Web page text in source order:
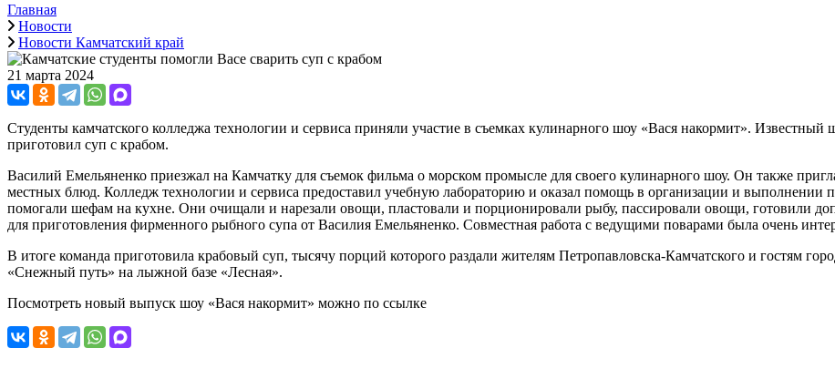
Главная
Новости
Новости Камчатский край
21 марта 2024
Студенты камчатского колледжа технологии и сервиса приняли участие в съемках кулинарного шоу «Вася накормит».
приготовил суп с крабом.
Василий Емельяненко приезжал на Камчатку для съемок фильма о морском промысле для своего кулинарного шоу. Он также
местных блюд. Колледж технологии и сервиса предоставил учебную лабораторию и оказал помощь в организации и выполнении
помогали шефам на кухне. Они очищали и нарезали овощи, пластовали и порционировали рыбу, пассировали овощи, готовили
для приготовления фирменного рыбного супа от Василия Емельяненко. Совместная работа с ведущими поварами была очень
В итоге команда приготовила крабовый суп, тысячу порций которого раздали жителям Петропавловска-Камчатского и гостям
«Снежный путь» на лыжной базе «Лесная».
Посмотреть новый выпуск шоу «Вася накормит» можно по ссылке